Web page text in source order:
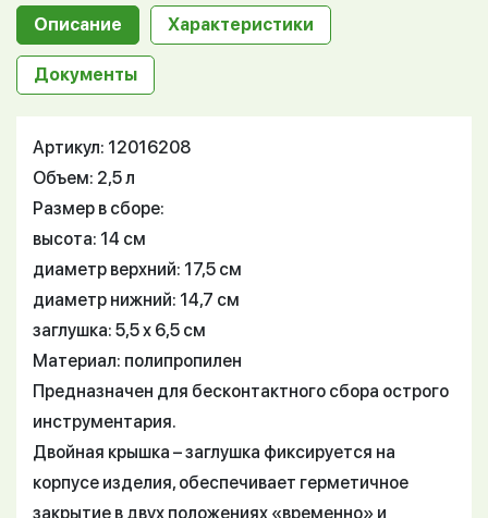
Описание Характеристики
Документы
Артикул: 12016208
Объем: 2,5 л
Размер в сборе:
высота: 14 см
диаметр верхний: 17,5 см
диаметр нижний: 14,7 см
заглушка: 5,5 х 6,5 см
Материал: полипропилен
Предназначен для бесконтактного сбора острого
инструментария.
Двойная крышка – заглушка фиксируется на
корпусе изделия, обеспечивает герметичное
закрытие в двух положениях «временно» и